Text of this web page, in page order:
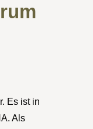
Es ist in
Als